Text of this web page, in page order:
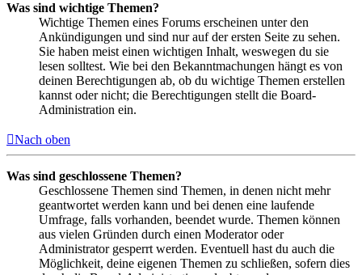
Was sind wichtige Themen?
Wichtige Themen eines Forums erscheinen unter den
Ankündigungen und sind nur auf der ersten Seite zu sehen.
Sie haben meist einen wichtigen Inhalt, weswegen du sie
lesen solltest. Wie bei den Bekanntmachungen hängt es von
deinen Berechtigungen ab, ob du wichtige Themen erstellen
kannst oder nicht; die Berechtigungen stellt die Board-
Administration ein.
Nach oben
Was sind geschlossene Themen?
Geschlossene Themen sind Themen, in denen nicht mehr
geantwortet werden kann und bei denen eine laufende
Umfrage, falls vorhanden, beendet wurde. Themen können
aus vielen Gründen durch einen Moderator oder
Administrator gesperrt werden. Eventuell hast du auch die
Möglichkeit, deine eigenen Themen zu schließen, sofern dies